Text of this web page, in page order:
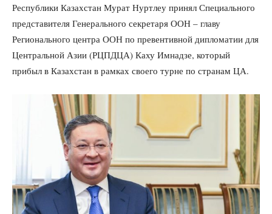
Республики Казахстан Мурат Нуртлеу принял Специального
представителя Генерального секретаря ООН – главу
Регионального центра ООН по превентивной дипломатии для
Центральной Азии (РЦПДЦА) Каху Имнадзе, который
прибыл в Казахстан в рамках своего турне по странам ЦА.